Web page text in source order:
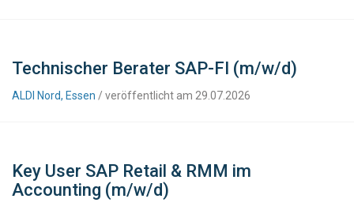
Technischer Berater SAP-FI (m/w/d)
ALDI Nord, Essen / veröffentlicht am 29.07.2026
Key User SAP Retail & RMM im
Accounting (m/w/d)